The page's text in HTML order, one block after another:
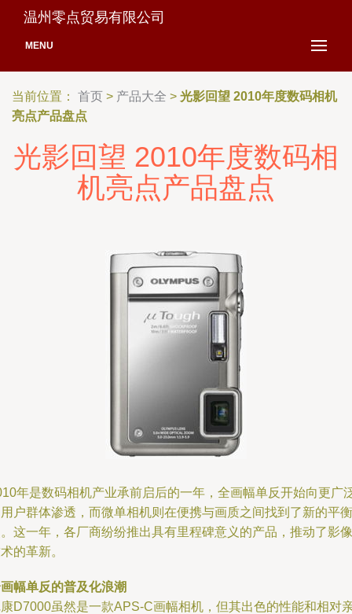
温州零点贸易有限公司
MENU
当前位置： 首页 > 产品大全 > 光影回望 2010年度数码相机
亮点产品盘点
光影回望 2010年度数码相
机亮点产品盘点
年是数码相机产业承前启后的一年，全画幅单反开始向更广
户群体渗透，而微单相机则在便携与画质之间找到了新的平衡
这一年，各厂商纷纷推出具有里程碑意义的产品，推动了影像
的革新。
幅单反的普及化浪潮
D7000虽然是一款APS-C画幅相机，但其出色的性能和相对